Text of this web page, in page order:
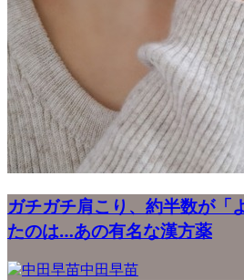
ガチガチ肩こり、約半数が「
たのは…あの有名な漢方薬
中田早苗